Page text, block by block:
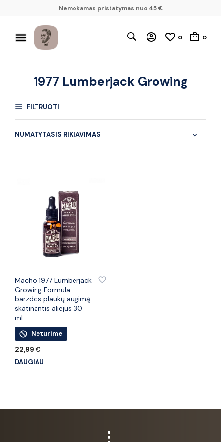
Nemokamas pristatymas nuo 45 €
0 0
1977 Lumberjack Growing
FILTRUOTI
Macho 1977 Lumberjack
Growing Formula
barzdos plaukų augimą
skatinantis aliejus 30
ml
Neturime
22,99 €
DAUGIAU